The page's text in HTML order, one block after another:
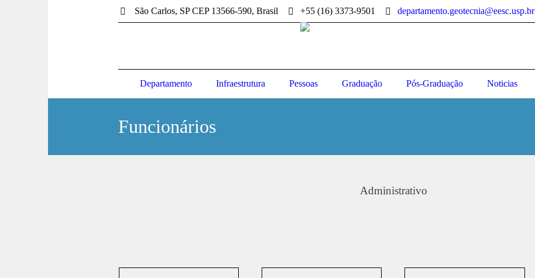
São Carlos, SPCEP 13566-590, Brasil +55 (16) 3373-9501 departamento.geotecnia@eesc.usp.br
Departamento Infraestrutura Pessoas Graduação Pós-Graduação Noticias
Funcionários
Administrativo